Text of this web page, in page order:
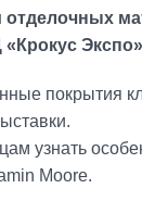
покрытия
узнать
Moore.